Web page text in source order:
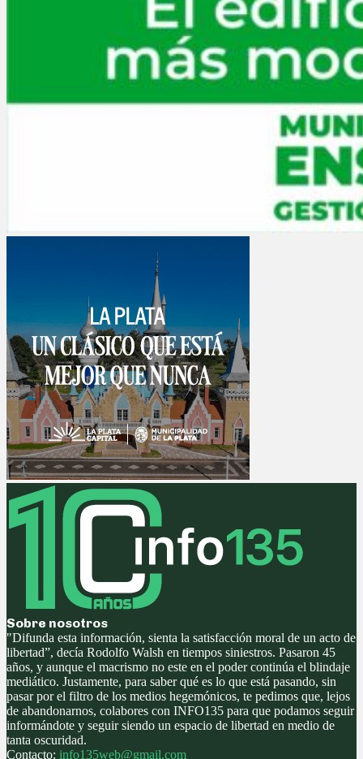
Sobre nosotros
"Difunda esta información, sienta la satisfacción moral de un acto de
libertad”, decía Rodolfo Walsh en tiempos siniestros. Pasaron 45
años, y aunque el macrismo no este en el poder continúa el blindaje
mediático. Justamente, para saber qué es lo que está pasando, sin
pasar por el filtro de los medios hegemónicos, te pedimos que, lejos
de abandonarnos, colabores con INFO135 para que podamos seguir
informándote y seguir siendo un espacio de libertad en medio de
tanta oscuridad.
Contacto: info135web@gmail.com